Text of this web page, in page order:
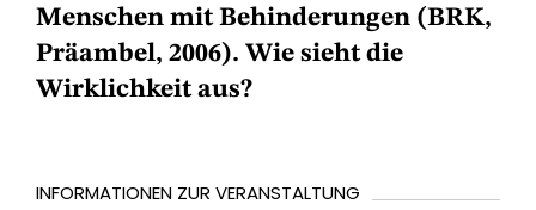
Menschen mit Behinderungen (BRK,
Präambel, 2006). Wie sieht die
Wirklichkeit aus?
INFORMATIONEN ZUR VERANSTALTUNG